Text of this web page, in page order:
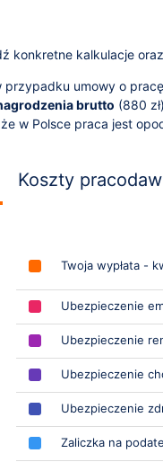
konkretne kalkulacje
umowy o
brutto (880
w Polsce praca jest
Koszty
Twoja wypłata -
Ubezpieczenie
Ubezpieczenie
Ubezpieczenie
Ubezpieczenie
Zaliczka na